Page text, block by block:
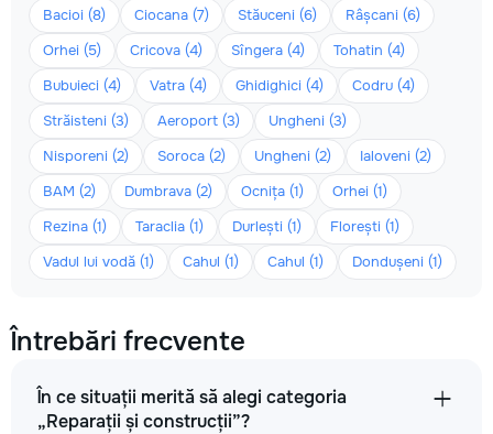
Bacioi (8)
Ciocana (7) Stăuceni (6)
Râșcani (6)
Orhei (5)
Cricova (4) Sîngera (4)
Tohatin (4)
Bubuieci (4)
Vatra (4) Ghidighici (4)
Codru (4)
Străisteni (3)
Aeroport (3)
Ungheni (3)
Nisporeni (2)
Soroca (2) Ungheni (2)
Ialoveni (2)
BAM (2)
Dumbrava (2) Ocnița (1)
Orhei (1)
Rezina (1)
Taraclia (1) Durlești (1)
Florești (1)
Vadul lui vodă (1)
Cahul (1) Cahul (1) Dondușeni (1)
Întrebări frecvente
În ce situații merită să alegi categoria
„Reparații și construcții”?